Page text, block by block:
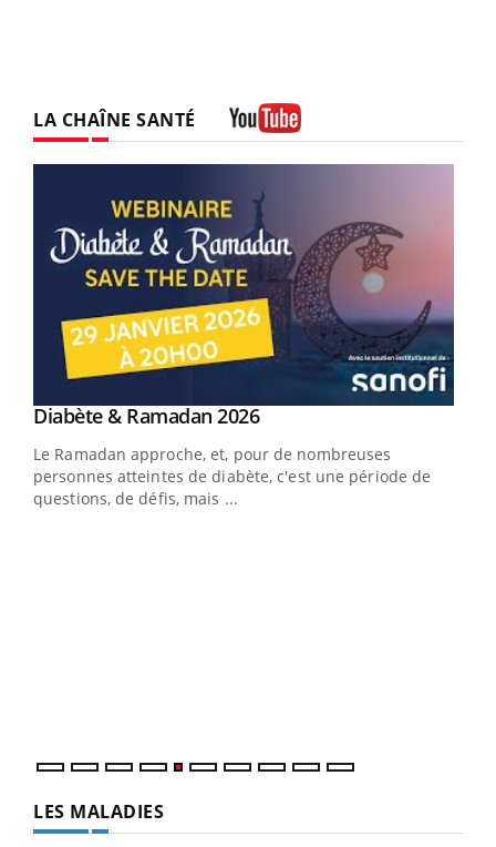
LA CHAÎNE SANTÉ
Youtube
Diabète & Ramadan 2026Youtube
Le Ramadan approche, et, pour de nombreuses
personnes atteintes de diabète, c'est une période de
questions, de défis, mais ...
Youtube
Un « jumeau numérique » pour faciliter l’accès
Un établissement lié à un groupe mutualiste innove en
matière de bilan de santé : l'utilisation d'un « jumeau
LES MALADIES